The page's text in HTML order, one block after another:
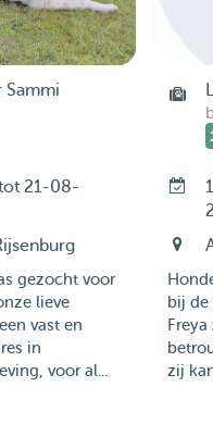
Sammi
21-08-
gezocht voor
lieve
vast en
in
voor al...
bij
zij